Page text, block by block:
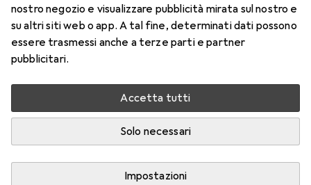
nostro negozio e visualizzare pubblicità mirata sul nostro e
su altri siti web o app. A tal fine, determinati dati possono
essere trasmessi anche a terze parti e partner
pubblicitari.
Accetta tutti
Solo necessari
Impostazioni
Prezzo in EUR IVA incl.
Consegna tra lun, 17/8 e mer, 19/8
Più di 10 pezzi in stock presso il fornitore
Aggiungi al carrello